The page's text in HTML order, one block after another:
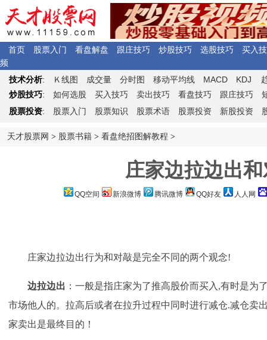
首页 股票入门 看盘解盘 跟庄技巧 炒股技巧 选股技巧
买入
频
技术分析: Ｋ 线图 成交量 分时图 移动平均线 MACD KDJ
炒股技巧: 如何选股 买入技巧 卖出技巧 看盘技巧 跟庄技巧
股票投资: 股票入门 股票知识 股票术语 股票投资 新股投资
天才股票网 > 股票书籍 > 看盘绝招图解教程 >
庄家边拉边出
QQ空间 新浪微博 腾讯微博 QQ好友 人人网
庄家边拉边出行为和对敲是完全不同的两个观念!
边拉边出 ：一般是指庄家为了推高股价而买入,有时是为
市场他人的。拉高后或者在拉升过程中同时进行减仓.减仓卖
家卖出是最终目的！